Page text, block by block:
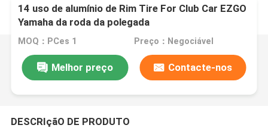
14 uso de alumínio de Rim Tire For Club Car EZGO
Yamaha da roda da polegada
MOQ：PCes 1 Preço：Negociável
Melhor preço Contacte-nos
DESCRIçãO DE PRODUTO